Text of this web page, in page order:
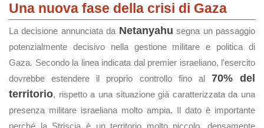
Una nuova fase della crisi di Gaza
La decisione annunciata da Netanyahu segna un passaggio
potenzialmente decisivo nella gestione militare e politica di
Gaza. Secondo la linea indicata dal premier israeliano, l'esercito
dovrebbe estendere il proprio controllo fino al 70% del
territorio, rispetto a una situazione già caratterizzata da una
presenza militare israeliana molto ampia. Il dato è importante
perché la Striscia è un territorio molto piccolo, densamente